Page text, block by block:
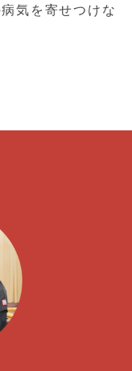
気を寄せつけな